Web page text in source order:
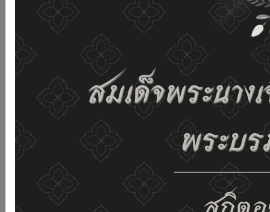
02-659-6811 saraban@dop.mail.go.th
เปลี่ยนการแสดงผล
ก-ก